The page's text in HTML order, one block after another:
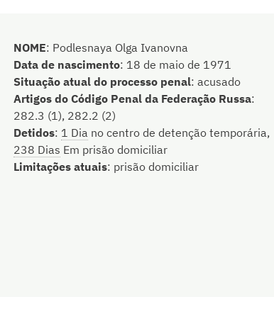
NOME: Podlesnaya Olga Ivanovna
Data de nascimento: 18 de maio de 1971
Situação atual do processo penal:acusado
Artigos do Código Penal da Federação Russa:
282.3 (1), 282.2 (2)
Detidos: 1 Dia no centro de detenção temporária,
238 Dias Em prisão domiciliar
Limitações atuais: prisão domiciliar